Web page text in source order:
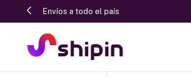
Tus paquetes están seguros.